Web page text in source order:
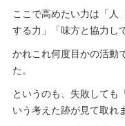
ここで高めたい力は「人
する力」「味方と協力し
かれこれ何度目かの活動
た。
というのも、失敗しても
いう考えた跡が見て取れ